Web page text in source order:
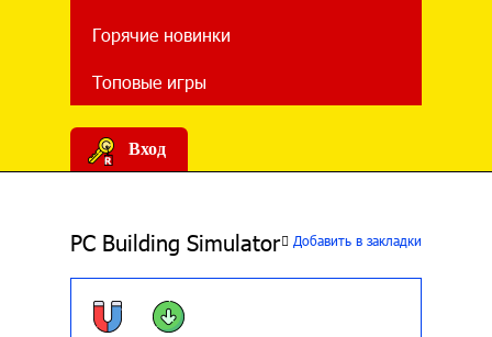
Горячие новинки
Топовые игры
Вход
PC Building Simulator Добавить в закладки